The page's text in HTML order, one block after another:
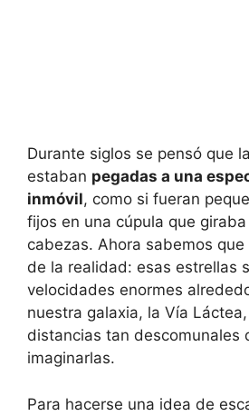
Durante siglos se pensó que
estaban pegadas a una
inmóvil, como si fueran
fijos en una cúpula que
cabezas. Ahora sabemos
de la realidad: esas estrellas
velocidades enormes
nuestra galaxia, la Vía
distancias tan descomunales
imaginarlas.
Para hacerse una idea de